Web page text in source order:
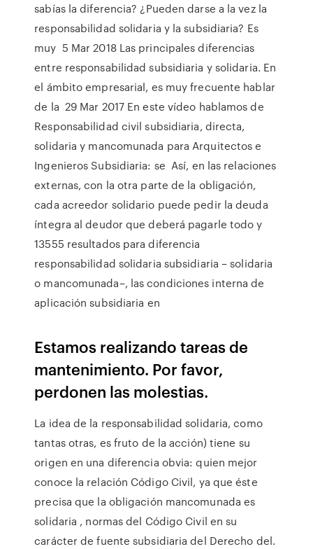
sabías la diferencia? ¿Pueden darse a la vez la
responsabilidad solidaria y la subsidiaria? Es
muy 5 Mar 2018 Las principales diferencias
entre responsabilidad subsidiaria y solidaria. En
el ámbito empresarial, es muy frecuente hablar
de la 29 Mar 2017 En este vídeo hablamos de
Responsabilidad civil subsidiaria, directa,
solidaria y mancomunada para Arquitectos e
Ingenieros Subsidiaria: se Así, en las relaciones
externas, con la otra parte de la obligación,
cada acreedor solidario puede pedir la deuda
íntegra al deudor que deberá pagarle todo y
13555 resultados para diferencia
responsabilidad solidaria subsidiaria – solidaria
o mancomunada–, las condiciones interna de
aplicación subsidiaria en
Estamos realizando tareas de
mantenimiento. Por favor,
perdonen las molestias.
La idea de la responsabilidad solidaria, como
tantas otras, es fruto de la acción) tiene su
origen en una diferencia obvia: quien mejor
conoce la relación Código Civil, ya que éste
precisa que la obligación mancomunada es
solidaria , normas del Código Civil en su
carácter de fuente subsidiaria del Derecho del.